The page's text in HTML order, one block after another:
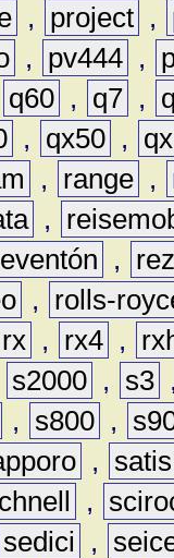
, project ,
, pv444 ,
q60 , q7 ,
, qx50 ,
, range ,
,
,
,
rolls-
rx , rx4 ,
s2000 , s3
, s800 ,
,
satis
,
sedici ,